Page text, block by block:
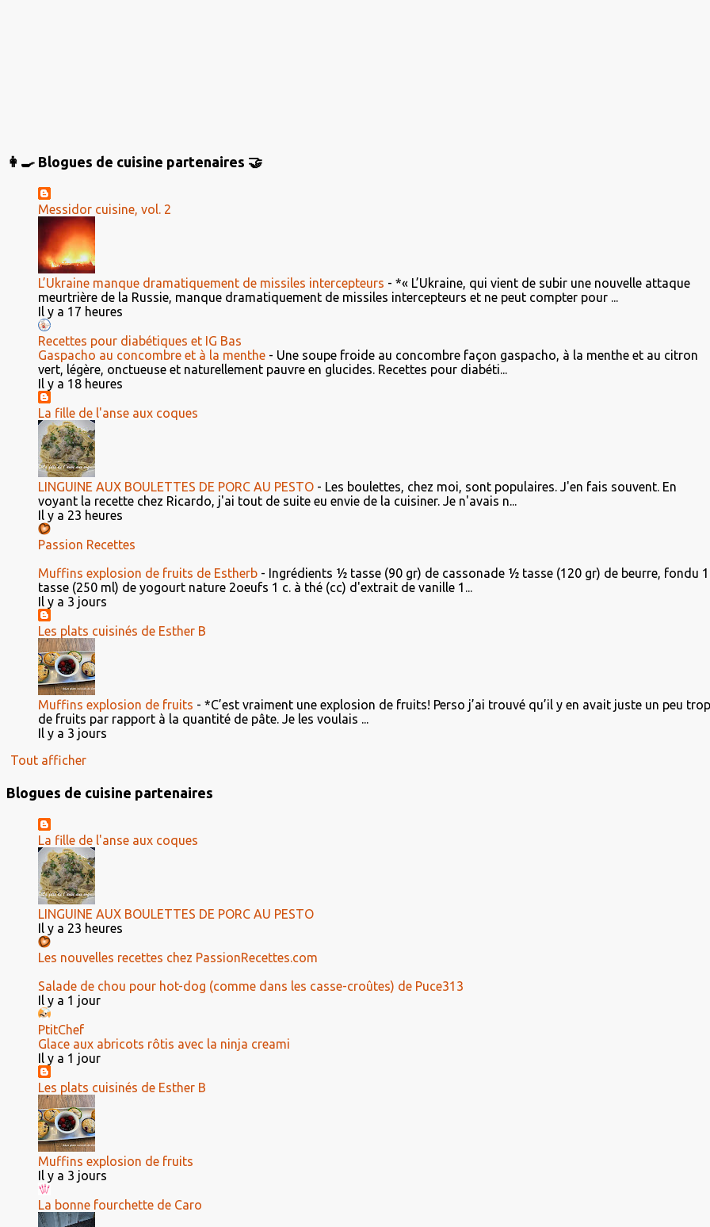
👩‍🍳 Blogues de cuisine partenaires 🤝
Messidor cuisine, vol. 2
L’Ukraine manque dramatiquement de missiles intercepteurs - *« L’Ukraine, qui vient de subir une nouvelle attaque
meurtrière de la Russie, manque dramatiquement de missiles intercepteurs et ne peut compter pour ...
Il y a 17 heures
Recettes pour diabétiques et IG Bas
Gaspacho au concombre et à la menthe - Une soupe froide au concombre façon gaspacho, à la menthe et au citron
vert, légère, onctueuse et naturellement pauvre en glucides. Recettes pour diabéti...
Il y a 18 heures
La fille de l'anse aux coques
LINGUINE AUX BOULETTES DE PORC AU PESTO - Les boulettes, chez moi, sont populaires. J'en fais souvent. En
voyant la recette chez Ricardo, j'ai tout de suite eu envie de la cuisiner. Je n'avais n...
Il y a 23 heures
Passion Recettes
Muffins explosion de fruits de Estherb - Ingrédients ½ tasse (90 gr) de cassonade ½ tasse (120 gr) de beurre, fondu 1
tasse (250 ml) de yogourt nature 2oeufs 1 c. à thé (cc) d'extrait de vanille 1...
Il y a 3 jours
Les plats cuisinés de Esther B
Muffins explosion de fruits - *C’est vraiment une explosion de fruits! Perso j’ai trouvé qu’il y en avait juste un peu trop
de fruits par rapport à la quantité de pâte. Je les voulais ...
Il y a 3 jours
Tout afficher
Blogues de cuisine partenaires
La fille de l'anse aux coques
LINGUINE AUX BOULETTES DE PORC AU PESTO
Il y a 23 heures
Les nouvelles recettes chez PassionRecettes.com
Salade de chou pour hot-dog (comme dans les casse-croûtes) de Puce313
Il y a 1 jour
PtitChef
Glace aux abricots rôtis avec la ninja creami
Il y a 1 jour
Les plats cuisinés de Esther B
Muffins explosion de fruits
Il y a 3 jours
La bonne fourchette de Caro